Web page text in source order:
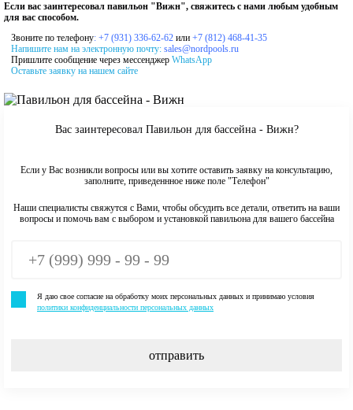
Если вас заинтересовал павильон "Вижн", свяжитесь с нами любым удобным
для вас способом.
Звоните по телефону: +7 (931) 336-62-62 или +7 (812) 468-41-35
Напишите нам на электронную почту: sales@nordpools.ru
Пришлите сообщение через мессенджер WhatsApp
Оставьте заявку на нашем сайте
Вас заинтересовал Павильон для бассейна - Вижн?
Если у Вас возникли вопросы или вы хотите оставить заявку на консультацию,
заполните, приведеннное ниже поле "Телефон"
Наши специалисты свяжутся с Вами, чтобы обсудить все детали, ответить на ваши
вопросы и помочь вам с выбором и установкой павильона для вашего бассейна
Я даю свое согласие на обработку моих персональных данных и принимаю условия
политики конфиденциальности персональных данных
отправить